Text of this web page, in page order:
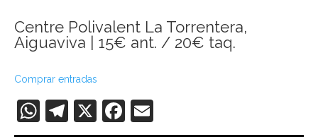
Centre Polivalent La Torrentera,
Aiguaviva | 15€ ant. / 20€ taq.
Comprar entradas
WhatsApp
Telegram
X Facebook